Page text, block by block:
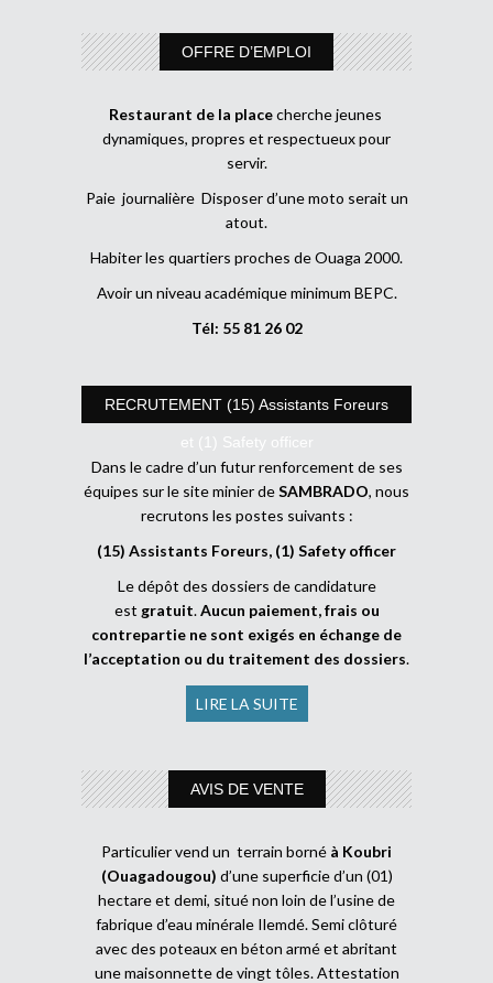
OFFRE D’EMPLOI
Restaurant de la placecherche jeunes
dynamiques, propres et respectueux pour
servir.
Paie journalière Disposer d’une moto serait un
atout.
Habiter les quartiers proches de Ouaga 2000.
Avoir un niveau académique minimum BEPC.
Tél: 55 81 26 02
RECRUTEMENT (15) Assistants Foreurs
et (1) Safety officer
Dans le cadre d’un futur renforcement de ses
équipes sur le site minier deSAMBRADO, nous
recrutons les postes suivants :
(15) Assistants Foreurs, (1) Safety officer
Le dépôt des dossiers de candidature
est gratuit.Aucun paiement, frais ou
contrepartie ne sont exigés en échange de
l’acceptation ou du traitement des dossiers.
LIRE LA SUITE
AVIS DE VENTE
Particulier vend un terrain borné à Koubri
(Ouagadougou) d’une superficie d’un (01)
hectare et demi, situé non loin de l’usine de
fabrique d’eau minérale Ilemdé. Semi clôturé
avec des poteaux en béton armé et abritant
une maisonnette de vingt tôles. Attestation